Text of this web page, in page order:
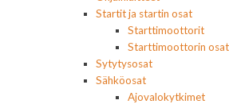
Startit ja startin osat
Starttimoottorit
Starttimoottorin osat
Sytytysosat
Sähköosat
Ajovalokytkimet